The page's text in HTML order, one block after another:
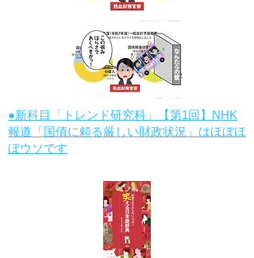
●新科目「トレンド研究科」【第1回】NHK
報道「国債に頼る厳しい財政状況」はほぼほ
ぼウソです